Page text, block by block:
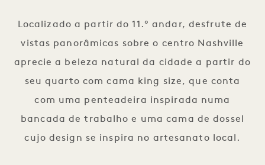
Localizado a partir do 11.º andar, desfrute de
vistas panorâmicas sobre o centro Nashville
aprecie a beleza natural da cidade a partir do
seu quarto com cama king size, que conta
com uma penteadeira inspirada numa
bancada de trabalho e uma cama de dossel
cujo design se inspira no artesanato local.